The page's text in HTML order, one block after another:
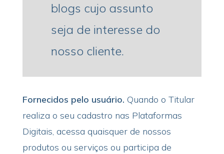
blogs cujo assunto
seja de interesse do
nosso cliente.
Fornecidos pelo usuário. Quando o Titular
realiza o seu cadastro nas Plataformas
Digitais, acessa quaisquer de nossos
produtos ou serviços ou participa de